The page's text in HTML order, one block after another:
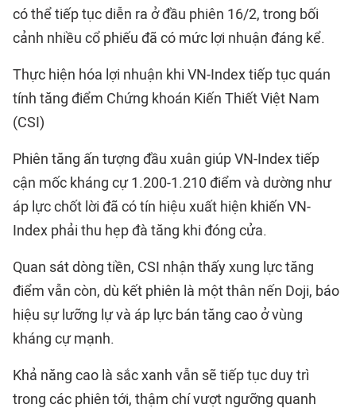
có thể tiếp tục diễn ra ở đầu phiên 16/2, trong bối
cảnh nhiều cổ phiếu đã có mức lợi nhuận đáng kể.
Thực hiện hóa lợi nhuận khi VN-Index tiếp tục quán
tính tăng điểm Chứng khoán Kiến Thiết Việt Nam
(CSI)
Phiên tăng ấn tượng đầu xuân giúp VN-Index tiếp
cận mốc kháng cự 1.200-1.210 điểm và dường như
áp lực chốt lời đã có tín hiệu xuất hiện khiến VN-
Index phải thu hẹp đà tăng khi đóng cửa.
Quan sát dòng tiền, CSI nhận thấy xung lực tăng
điểm vẫn còn, dù kết phiên là một thân nến Doji, báo
hiệu sự lưỡng lự và áp lực bán tăng cao ở vùng
kháng cự mạnh.
Khả năng cao là sắc xanh vẫn sẽ tiếp tục duy trì
trong các phiên tới, thậm chí vượt ngưỡng quanh